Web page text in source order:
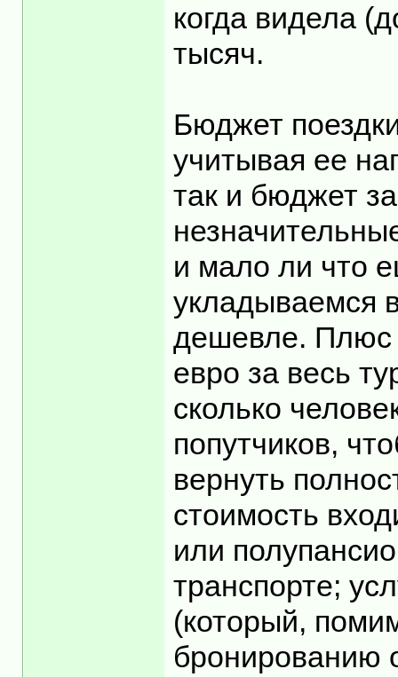
когда видела
тысяч.
Бюджет
учитывая ее
так и бюджет
и мало ли что
укладываемся
дешевле. Плюс
евро за весь
сколько
попутчиков,
вернуть
стоимость
или
транспорте;
(который,
бронированию